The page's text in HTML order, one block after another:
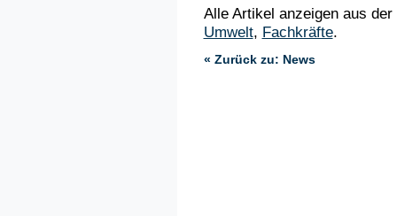
Alle Artikel anzeigen aus
Umwelt, Fachkräfte.
« Zurück zu: News